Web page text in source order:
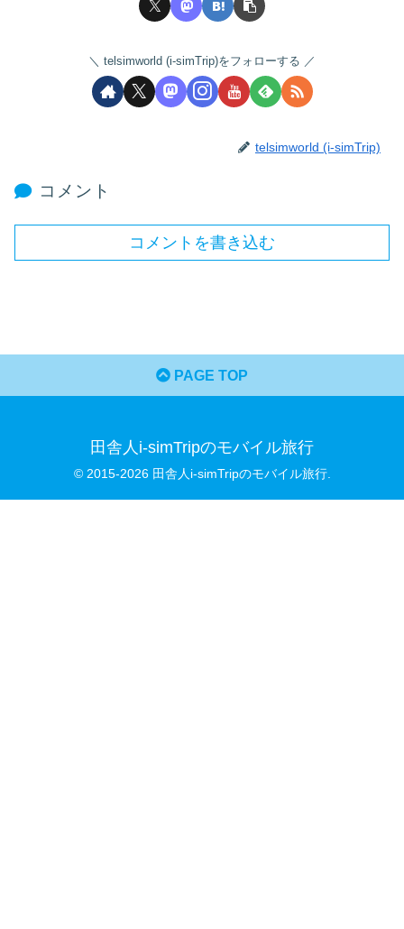
telsimworld (i-simTrip)をフォローする
telsimworld (i-simTrip)
コメント
コメントを書き込む
PAGE TOP
田舎人i-simTripのモバイル旅行
© 2015-2026 田舎人i-simTripのモバイル旅行.